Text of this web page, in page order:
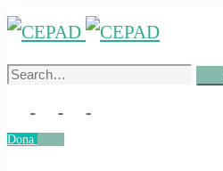
Search
Dona